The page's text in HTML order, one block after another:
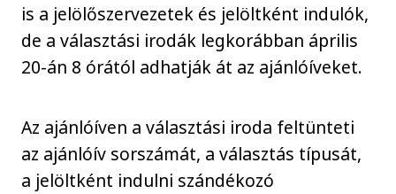
is a jelölőszervezetek és jelöltként indulók,
de a választási irodák legkorábban április
20-án 8 órától adhatják át az ajánlóíveket.
Az ajánlóíven a választási iroda feltünteti
az ajánlóív sorszámát, a választás típusát,
a jelöltként indulni szándékozó